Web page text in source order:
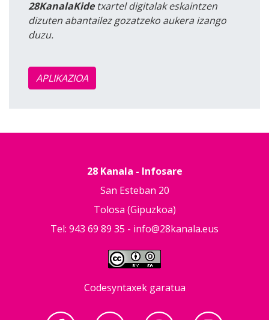
28KanalaKidetxartel digitalak eskaintzen
dizuten abantailez gozatzeko aukera izango
duzu.
APLIKAZIOA
28 Kanala - Infosare
San Esteban 20
Tolosa (Gipuzkoa)
Tel: 943 69 89 35 - info@28kanala.eus
Codesyntaxek garatua